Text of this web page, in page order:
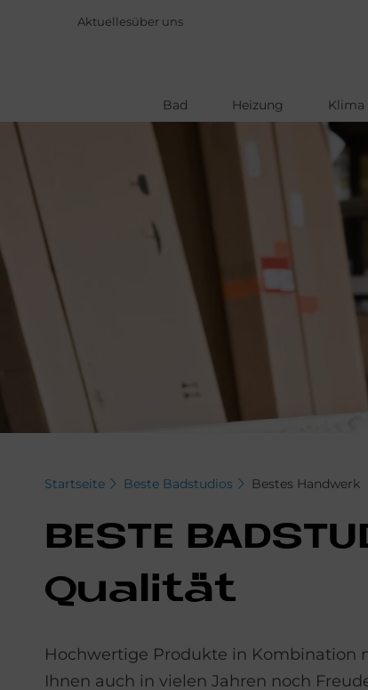
Direkt
zum
Aktuellesüber uns
Bad Heizung Klima
Startseite Beste Badstudios Bestes Handwerk
BE­STE
Qua­li­tät
Hochwertige Produkte in Kombination
Ihnen auch in vielen Jahren noch